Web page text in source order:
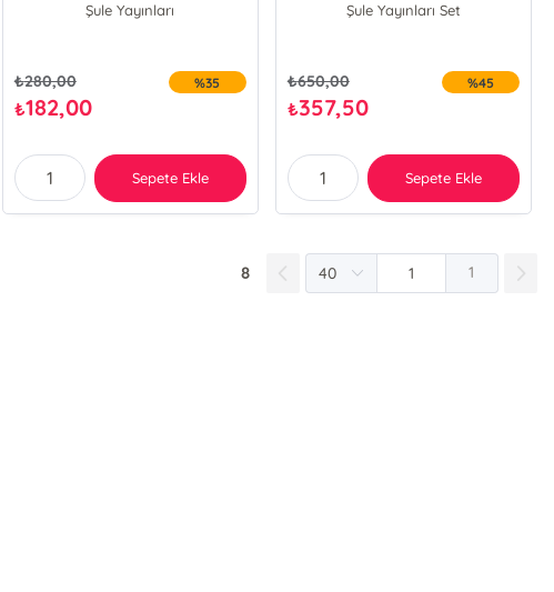
Şule Yayınları
₺280,00
₺182,00
%35
Sepete Ekle
Şule Yayınları Set
₺650,00
₺357,50
%45
Sepete Ekle
8 1